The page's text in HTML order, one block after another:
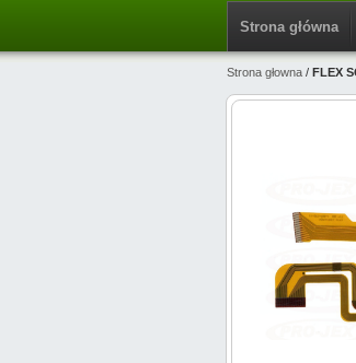
Strona główna
Strona głowna / FLEX